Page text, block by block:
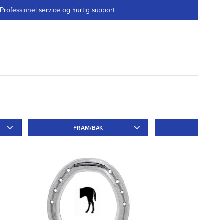
Professionel service og hurtig support
FRAM/BAK